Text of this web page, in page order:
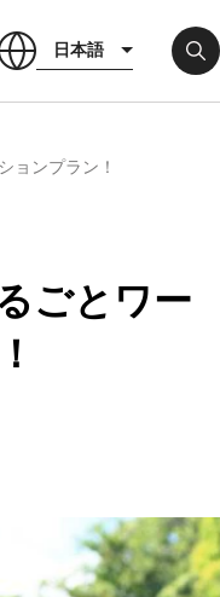
日本語
ョンプラン！
ごとワー